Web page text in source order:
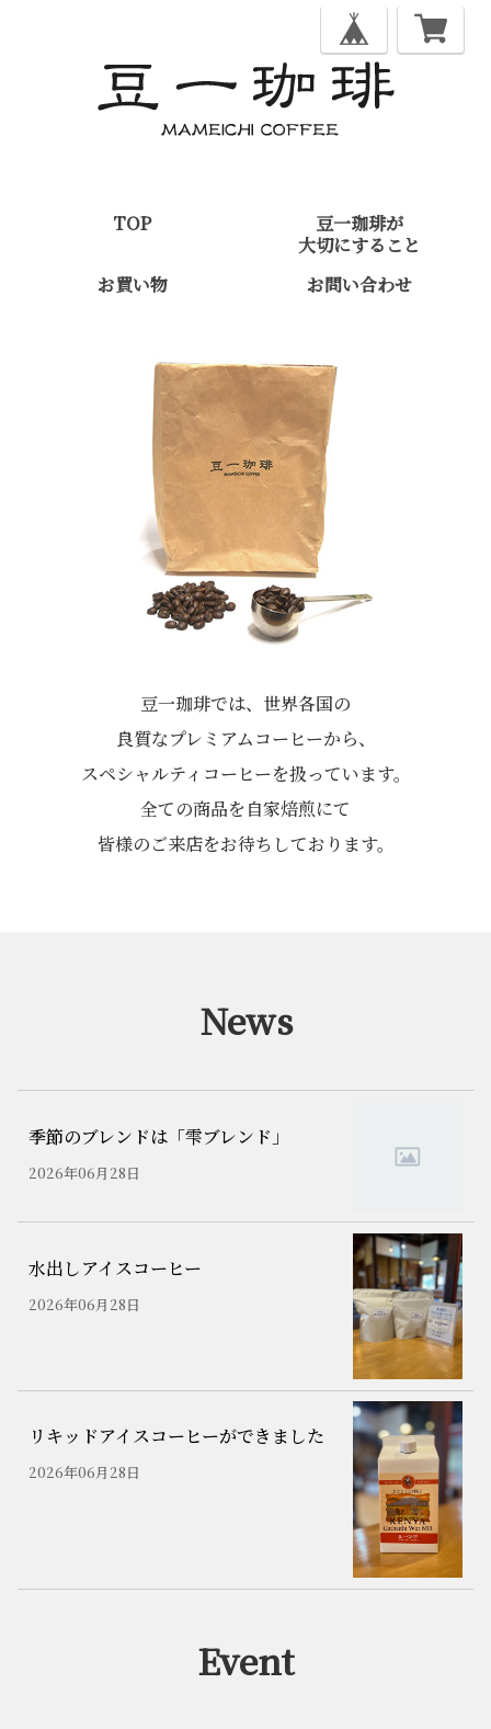
TOP
豆一珈琲が
大切にすること
お買い物
お問い合わせ
豆一珈琲では、世界各国の
良質なプレミアムコーヒーから、
スペシャルティコーヒーを扱っています。
全ての商品を自家焙煎にて
皆様のご来店をお待ちしております。
News
季節のブレンドは「雫ブレンド」
2026年06月28日
水出しアイスコーヒー
2026年06月28日
リキッドアイスコーヒーができました
2026年06月28日
Event